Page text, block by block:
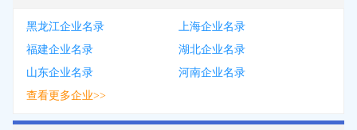
黑龙江企业名录
上海企业名录
福建企业名录
湖北企业名录
山东企业名录
河南企业名录
查看更多企业>>